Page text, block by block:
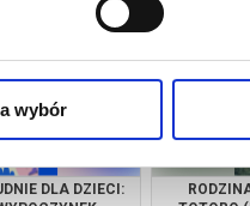
wybór
DLA DZIECI: